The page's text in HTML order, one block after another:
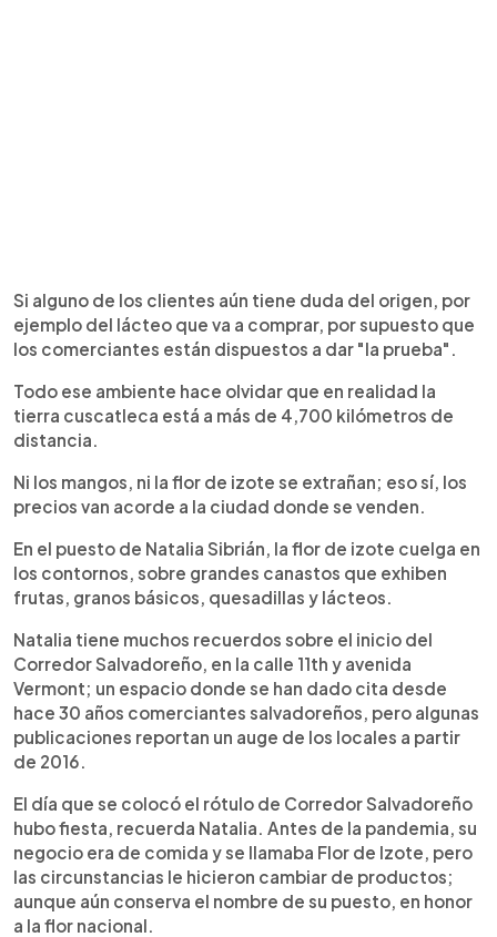
Si alguno de los clientes aún tiene duda del origen, por
ejemplo del lácteo que va a comprar, por supuesto que
los comerciantes están dispuestos a dar "la prueba".
Todo ese ambiente hace olvidar que en realidad la
tierra cuscatleca está a más de 4,700 kilómetros de
distancia.
Ni los mangos, ni la flor de izote se extrañan; eso sí, los
precios van acorde a la ciudad donde se venden.
En el puesto de Natalia Sibrián, la flor de izote cuelga en
los contornos, sobre grandes canastos que exhiben
frutas, granos básicos, quesadillas y lácteos.
Natalia tiene muchos recuerdos sobre el inicio del
Corredor Salvadoreño, en la calle 11th y avenida
Vermont; un espacio donde se han dado cita desde
hace 30 años comerciantes salvadoreños, pero algunas
publicaciones reportan un auge de los locales a partir
de 2016.
El día que se colocó el rótulo de Corredor Salvadoreño
hubo fiesta, recuerda Natalia. Antes de la pandemia, su
negocio era de comida y se llamaba Flor de Izote, pero
las circunstancias le hicieron cambiar de productos;
aunque aún conserva el nombre de su puesto, en honor
a la flor nacional.